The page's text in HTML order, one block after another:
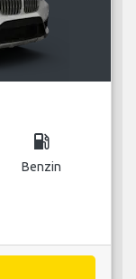
local_gas_station
Benzin